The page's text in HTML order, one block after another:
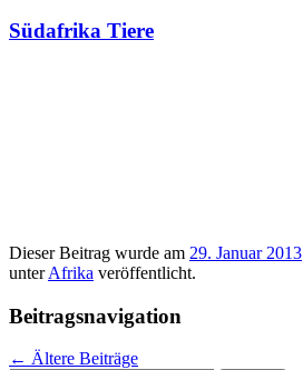
Südafrika Tiere
Dieser Beitrag wurde am 29. Januar 2013
unterAfrika veröffentlicht.
Beitragsnavigation
← Ältere Beiträge